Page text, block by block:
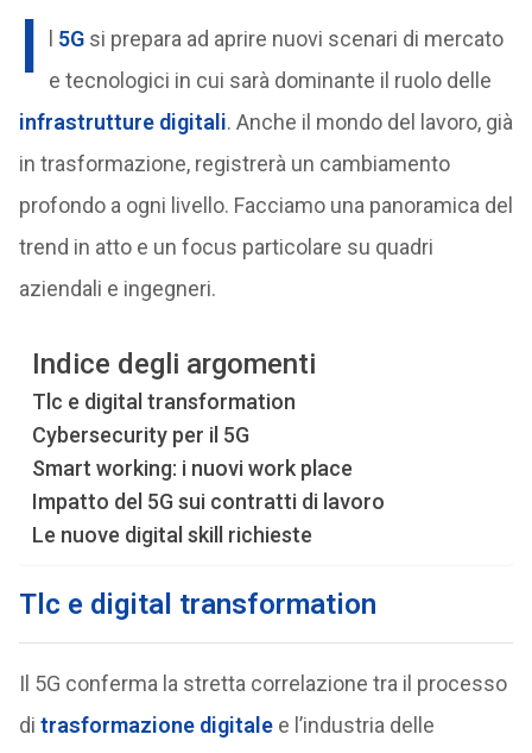
I 5Gsi prepara ad aprire nuovi scenari di mercato
e tecnologici in cui sarà dominante il ruolo delle
infrastrutture digitali. Anche il mondo del lavoro, già
in trasformazione, registrerà un cambiamento
profondo a ogni livello. Facciamo una panoramica del
trend in atto e un focus particolare su quadri
aziendali e ingegneri.
Indice degli argomenti
Tlc e digital transformation
Cybersecurity per il 5G
Smart working: i nuovi work place
Impatto del 5G sui contratti di lavoro
Le nuove digital skill richieste
Tlc e digital transformation
Il 5G conferma la stretta correlazione tra il processo
di trasformazione digitalee l’industria delle